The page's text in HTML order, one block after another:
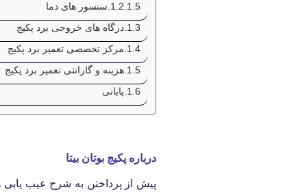
سنسور های دما
درگاه های خروجی برد پکیج
مرکز تخصصی تعمیر برد پکیج
هزینه و گارانتی تعمیر برد پکیج
پایانی
درباره پکیج بوتان بیتا
پیش از پرداختن به شرح عیب